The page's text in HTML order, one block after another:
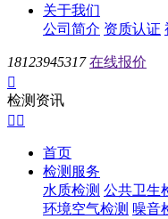
关于我们
公司简介 资质认证
18123945317 在线报价

检测资讯
 
首页
检测服务
水质检测 公共卫生
环境空气检测 噪音